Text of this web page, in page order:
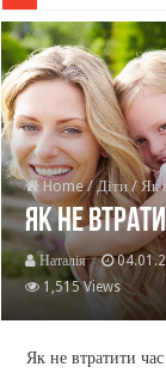
Home / Діти / Як
Як не
Наталія
1,515 Views
Як не втратити